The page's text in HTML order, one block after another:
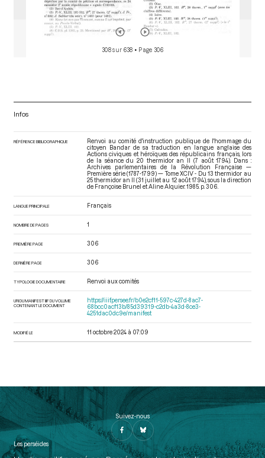
308 sur 638 • Page 306
Infos
RÉFÉRENCE BIBLIOGRAPHIQUE
Renvoi au comité d'instruction publique de l'hommage du
citoyen Bandar de sa traduction en langue anglaise des
Actions civiques et héroïques des républicains français, lors
de la séance du 20 thermidor an II (7 août 1794). Dans :
Archives parlementaires de la Révolution Française —
Première série (1787-1799) — Tome XCIV - Du 13 thermidor au
25 thermidor an II (31 juillet au 12 août 1794), sous la direction
de Françoise Brunel et Aline Alquier. 1985. p. 306.
LANGUE PRINCIPALE Français
NOMBRE DE PAGES 1
PREMIÈRE PAGE 306
DERNIÈRE PAGE 306
TYPOLOGIE DOCUMENTAIRE Renvoi aux comités
URI DU MANIFEST IIIF DU VOLUME
CONTENANT LE DOCUMENT
https://iiif.persee.fr/b0e2cf11-597c-427d-8ac7-
68bcc0acf13b/85d39319-c2db-4a3d-8ce3-
4251dac0dc9e/manifest
MODIFIÉ LE 11 octobre 2024 à 07:09
Suivez-nous
Les perséides